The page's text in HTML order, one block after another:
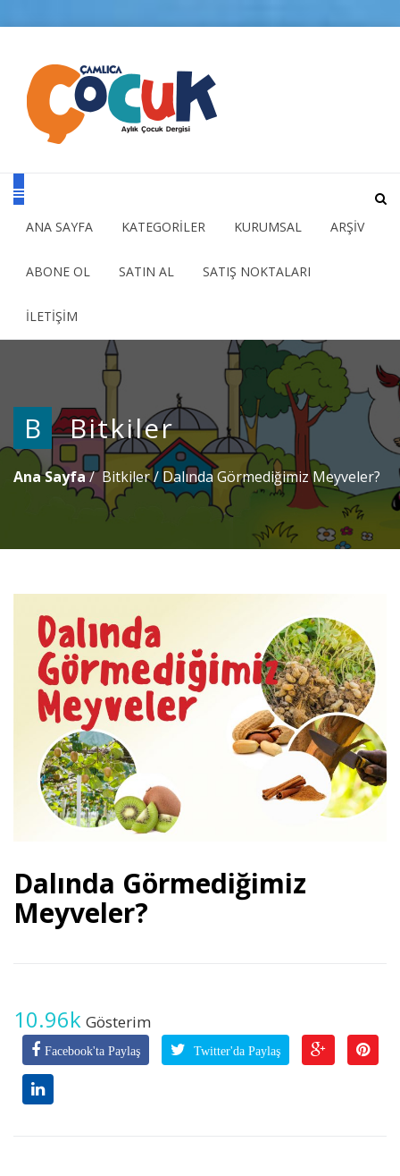
ANA SAYFA KATEGORİLER KURUMSAL ARŞİV
ABONE OL SATIN AL SATIŞ NOKTALARI
İLETİŞİM
B Bitkiler
Ana Sayfa Bitkiler/ Dalında Görmediğimiz Meyveler?
Dalında Görmediğimiz
Meyveler?
10.96k Gösterim
Facebook'ta Paylaş Twitter'da Paylaş